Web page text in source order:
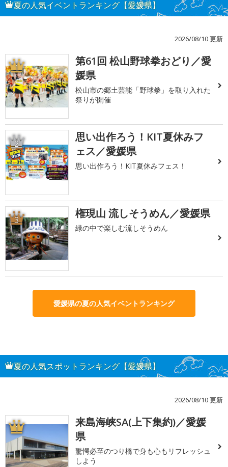
夏の人気イベントランキング【愛媛県】
2026/08/10 更新
1
第61回 松山野球拳おどり／愛
媛県
松山市の郷土芸能「野球拳」を取り入れた
祭りが開催
2
思い出作ろう！KIT夏休みフ
ェス／愛媛県
思い出作ろう！KIT夏休みフェス！
3 権現山 流しそうめん／愛媛県
緑の中で楽しむ流しそうめん
愛媛県の夏の人気イベントランキング
夏の人気スポットランキング【愛媛県】
2026/08/10 更新
1
来島海峡SA(上下集約)／愛媛
県
驚愕必至のつり橋で身も心もリフレッシュ
しよう